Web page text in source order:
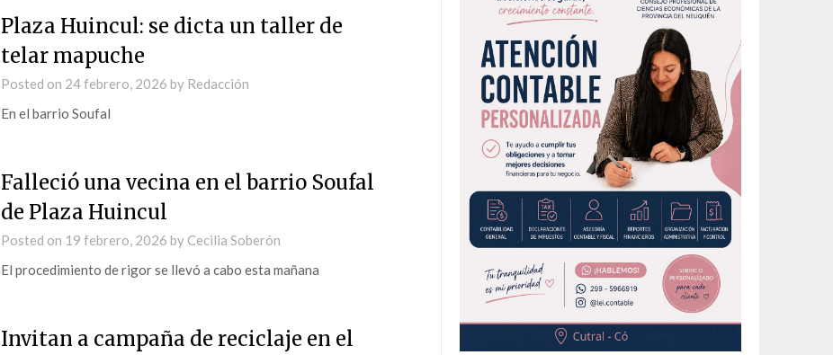
Plaza Huincul: se dicta un taller de
telar mapuche
Posted on 24 febrero, 2026 by Redacción
En el barrio Soufal
Falleció una vecina en el barrio Soufal
de Plaza Huincul
Posted on 19 febrero, 2026 by Cecilia Soberón
El procedimiento de rigor se llevó a cabo esta mañana
Invitan a campaña de reciclaje en el